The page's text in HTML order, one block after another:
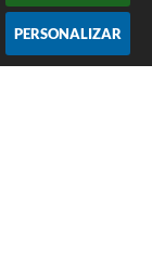
PERSONALIZAR